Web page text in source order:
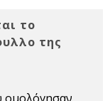
το
της